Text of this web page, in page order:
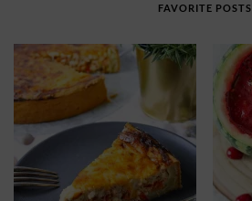
FAVORITE POSTS